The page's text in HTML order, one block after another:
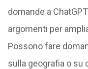
domande a
argomenti per
Possono fare
sulla geografia o su